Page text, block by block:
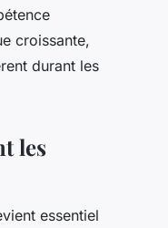
croissante,
durant les
les
essentiel